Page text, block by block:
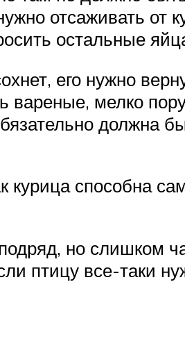
отсаживать от
остальные
его нужно
мелко
должна
курица способна
но слишком
птицу все-таки